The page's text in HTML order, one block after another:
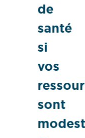
de
santé
si
vos
sont